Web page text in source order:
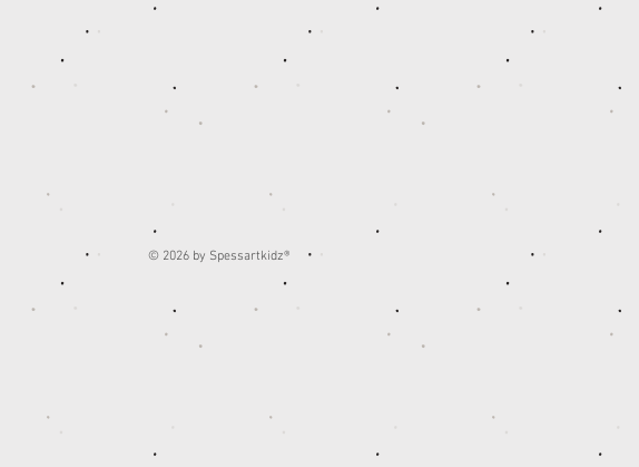
© 2026 by Spessartkidz®